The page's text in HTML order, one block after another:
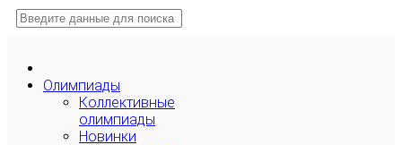
Олимпиады
Коллективные
олимпиады
Новинки